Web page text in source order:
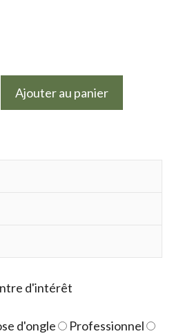
quantité
Ajouter au panier
d'intérêt
d'ongle
Professionnel